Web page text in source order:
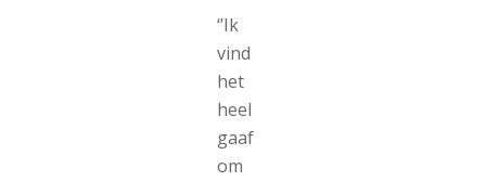
‘’Ik
vind
het
heel
gaaf
om